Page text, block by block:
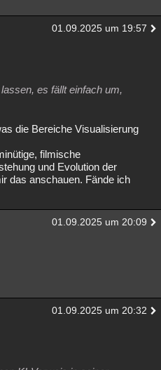
01.09.2025 um 19:57
es fällt einfach um,
die Bereiche Visualisierung
filmische
und Evolution der
das anschauen. Fände ich
01.09.2025 um 20:09
01.09.2025 um 20:32